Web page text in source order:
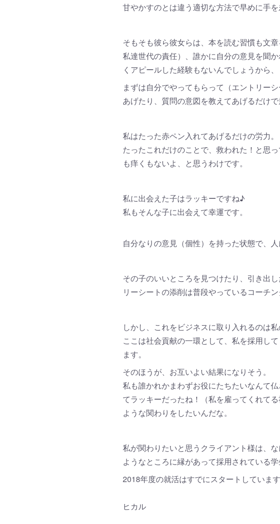
甘やかすのとは違う適切な方法で早めに手
そもそも彼ら彼女らは、本を読む習慣も文
私達世代の責任）、誰かに自分の意見を聞
くアピールした経験もないんでしょうから、
まずは自分でやってもらって（エントリー
あげたり、質問の意図を教えてあげるだけ
私はたった赤ペン入れてあげるだけの労力。
たったこれだけのことで、救われた！と思
も痒くもないよ、と思うわけです。
私に出会えた子はラッキーですね♪
私もそんな子に出会えて幸運です。
自分なりの意見（個性）を持った状態で、
その子のいいところを見つけたり、引き出
リーシートの添削は普段やっているコーチ
しかし、これをビジネスに取り入れるのは
ここは社会貢献の一環として、私を採用し
ます。
そのほうが、お互いよい結果になりそう。
私も誰かれかまわずお役にたちたいなんて
てラッキーだったね！（私を雇ってくれて
ような関わりをしたいんだな。
私が関わりたいと思うクライアント様は、
ようなところに縁があって採用されている
2018年度の就活はすでにスタートしています
ヒカル